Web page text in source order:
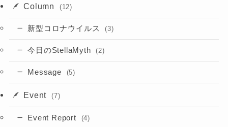
Column (12)
新型コロナウイルス (3)
今日のStellaMyth (2)
Message (5)
Event (7)
Event Report (4)